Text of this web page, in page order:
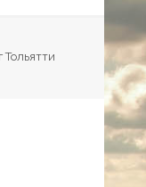
Тольятти